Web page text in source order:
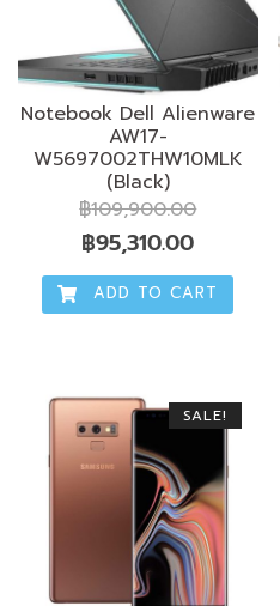
Notebook Dell Alienware
AW17-
W5697002THW10MLK
(Black)
฿109,900.00
Original
price
was:
฿95,310.00Current
price
is:
ADD TO CART
SALE!